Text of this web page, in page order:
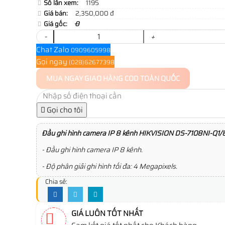
Số lần xem:
1195
Giá bán:
2,350,000 đ
Giá gốc:
0
-
+
Chat Zalo 0909605998
Gọi ngay (028)62677398
MUA NGAYGIAO HÀNG COD TOÀN QUỐC
Gọi cho tôi
Đầu ghi hình camera IP 8 kênh HIKVISION DS-7108NI-
- Đầu ghi hình camera IP 8 kênh.
- Độ phân giải ghi hình tối đa: 4 Megapixels.
Chia sẻ:
GIÁ LUÔN TỐT NHẤT